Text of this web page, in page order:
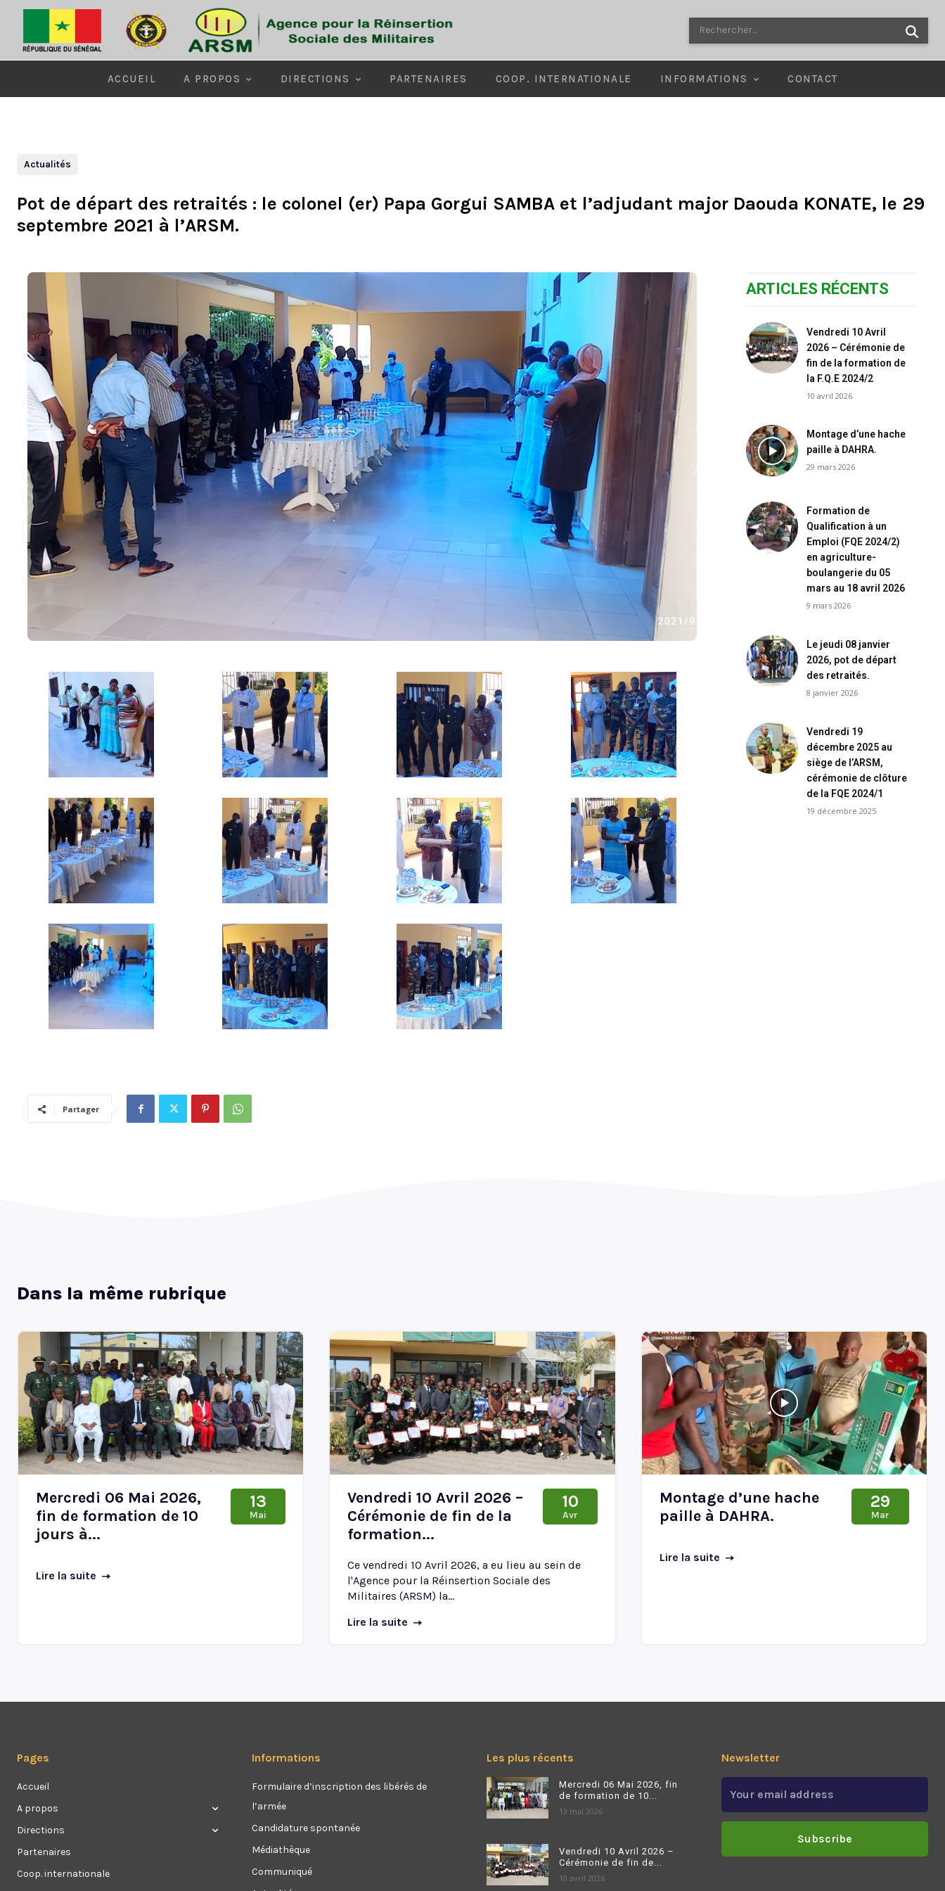
Rechercher...
ACCUEIL A PROPOS DIRECTIONS PARTENAIRES COOP. INTERNATIONALE INFORMATIONS CONTACT
Actualités
Pot de départ des retraités : le colonel (er) Papa Gorgui SAMBA et l’adjudant major Daouda KONATE, le 29
septembre 2021 à l’ARSM.
Partager
ARTICLES RÉCENTS
Vendredi 10 Avril
2026 – Cérémonie de
fin de la formation de
la F.Q.E 2024/2
10 avril 2026
Montage d’une hache
paille à DAHRA.
29 mars 2026
Formation de
Qualification à un
Emploi (FQE 2024/2)
en agriculture-
boulangerie du 05
mars au 18 avril 2026
9 mars 2026
Le jeudi 08 janvier
2026, pot de départ
des retraités.
8 janvier 2026
Vendredi 19
décembre 2025 au
siège de l’ARSM,
cérémonie de clôture
de la FQE 2024/1
19 décembre 2025
Dans la même rubrique
Mercredi 06 Mai 2026,
fin de formation de 10
jours à...
13
Mai
Lire la suite
Vendredi 10 Avril 2026 –
Cérémonie de fin de la
formation...
10
Avr
Ce vendredi 10 Avril 2026, a eu lieu au sein de
l'Agence pour la Réinsertion Sociale des
Militaires (ARSM) la...
Lire la suite
Montage d’une hache
paille à DAHRA.
29
Mar
Lire la suite
Pages
Accueil
A propos
Directions
Partenaires
Coop. internationale
Informations
Formulaire d’inscription des libérés de
l’armée
Candidature spontanée
Médiathèque
Communiqué
Les plus récents
Mercredi 06 Mai 2026, fin
de formation de 10...
13 mai 2026
Vendredi 10 Avril 2026 –
Cérémonie de fin de...
10 avril 2026
Newsletter
Subscribe